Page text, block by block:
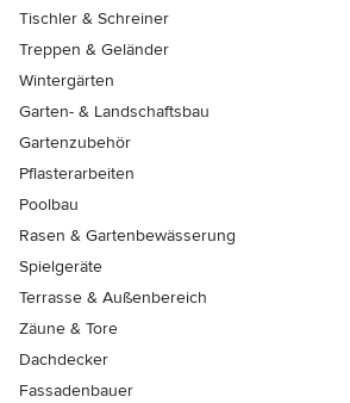
Tischler & Schreiner
Treppen & Geländer
Wintergärten
Garten- & Landschaftsbau
Gartenzubehör
Pflasterarbeiten
Poolbau
Rasen & Gartenbewässerung
Spielgeräte
Terrasse & Außenbereich
Zäune & Tore
Dachdecker
Fassadenbauer